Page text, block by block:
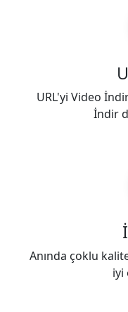
URL'yi Video
İndir
Anında çoklu
iyi